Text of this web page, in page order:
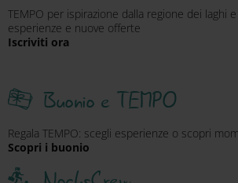
TEMPO per ispirazione dalla regione dei laghi
esperienze e nuove offerte
Iscriviti ora
Buonio e TEMPO
Regala TEMPO: scegli esperienze o scopri
Scopri i buonio